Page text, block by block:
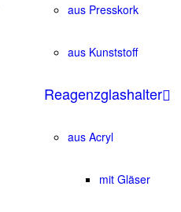
aus Presskork
aus Kunststoff
Reagenzglashalter
aus Acryl
mit Gläser